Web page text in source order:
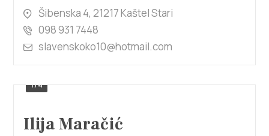
Šibenska 4, 21217 Kaštel Stari
098 931 7448
slavenskoko10@hotmail.com
1/4
Ilija Maračić